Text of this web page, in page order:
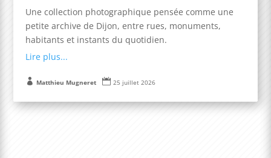
Une collection photographique pensée comme une
petite archive de Dijon, entre rues, monuments,
habitants et instants du quotidien.
Lire plus...
 Matthieu Mugneret  25 juillet 2026